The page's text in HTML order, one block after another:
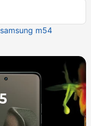
samsung m54